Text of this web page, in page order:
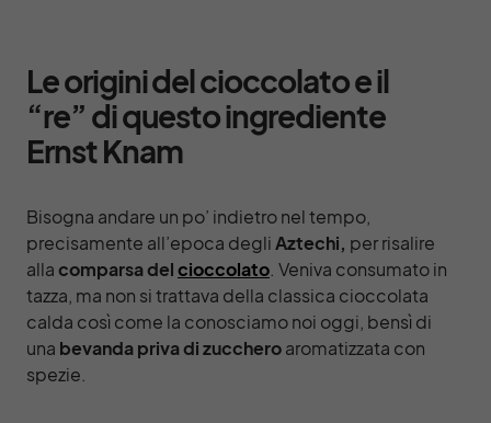
Le origini del cioccolato e il
“re” di questo ingrediente
Ernst Knam
Bisogna andare un po’ indietro nel tempo,
precisamente all’epoca degliAztechi, per risalire
allacomparsa delcioccolato . Veniva consumato in
tazza, ma non si trattava della classica cioccolata
calda così come la conosciamo noi oggi, bensì di
una bevanda priva di zuccheroaromatizzata con
spezie.